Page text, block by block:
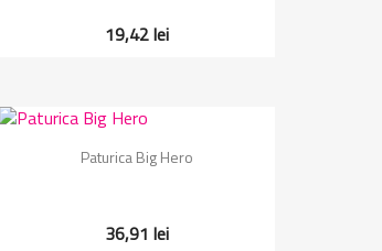
19,42 lei
Vizualizare rapida
Paturica Big Hero
36,91 lei